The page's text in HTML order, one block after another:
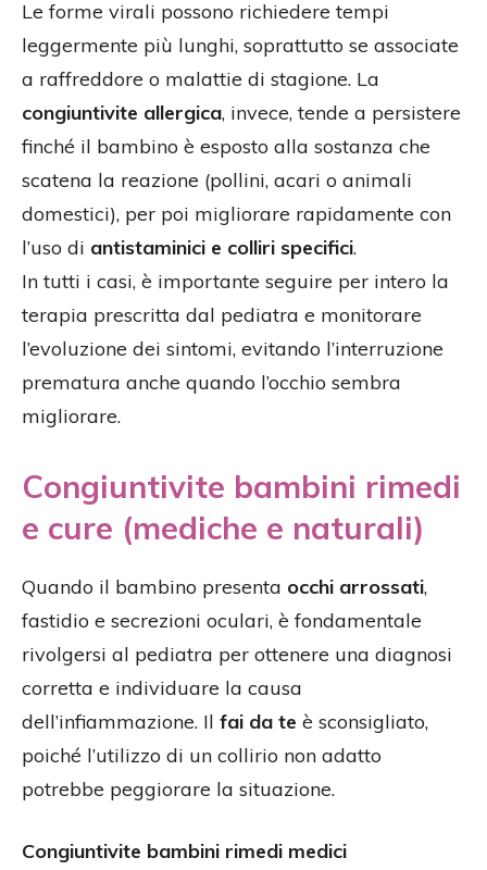
Le forme virali possono richiedere tempi
leggermente più lunghi, soprattutto se associate
a raffreddore o malattie di stagione. La
congiuntivite allergica, invece, tende a persistere
finché il bambino è esposto alla sostanza che
scatena la reazione (pollini, acari o animali
domestici), per poi migliorare rapidamente con
l’uso di antistaminici e colliri specifici.
In tutti i casi, è importante seguire per intero la
terapia prescritta dal pediatra e monitorare
l’evoluzione dei sintomi, evitando l’interruzione
prematura anche quando l’occhio sembra
migliorare.
Congiuntivite bambini rimedi
e cure (mediche e naturali)
Quando il bambino presenta occhi arrossati,
fastidio e secrezioni oculari, è fondamentale
rivolgersi al pediatra per ottenere una diagnosi
corretta e individuare la causa
dell’infiammazione. Il fai da te è sconsigliato,
poiché l’utilizzo di un collirio non adatto
potrebbe peggiorare la situazione.
Congiuntivite bambini rimedi medici